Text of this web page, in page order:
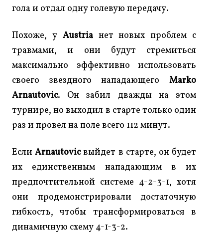
гола и отдал одну голевую передачу.
Похоже, у Austriaнет новых проблем с
травмами, и они будут стремиться
максимально эффективно использовать
своего звездного нападающего Marko
Arnautovic. Он забил дважды на этом
турнире, но выходил в старте только один
раз и провел на поле всего 112 минут.
ЕслиArnautovicвыйдет в старте, он будет
их единственным нападающим в их
предпочтительной системе 4-2-3-1, хотя
они продемонстрировали достаточную
гибкость, чтобы трансформироваться в
динамичную схему 4-1-3-2.